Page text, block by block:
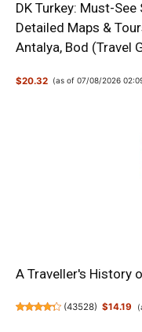
DK Turkey: Must-
Detailed Maps &
Antalya, Bod (Travel
$20.32 (as of 07/08/2026
A Traveller's History
(43528) $14.19